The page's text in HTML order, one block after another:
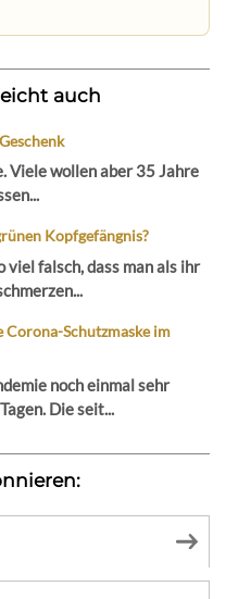
auch
Viele wollen aber 35 Jahre
Kopfgefängnis?
falsch, dass man als ihr
Corona-Schutzmaske im
noch einmal sehr
Die seit...